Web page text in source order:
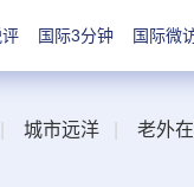
国际3分钟 国际微
城市远洋 老外